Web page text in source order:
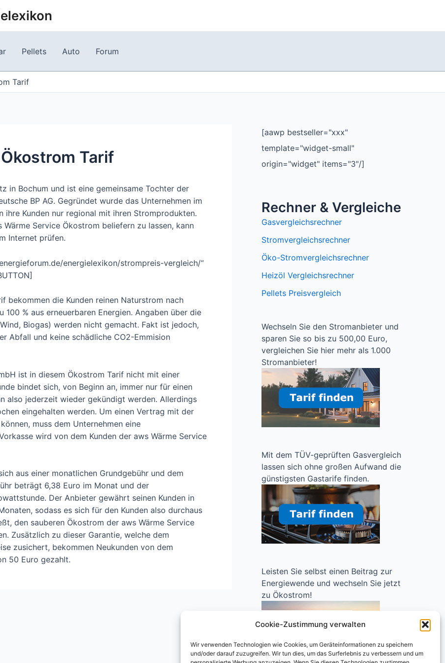
Cookie-Zustimmung verwalten
Wir verwenden Technologien wie Cookies, um Geräteinformationen zu speichern
und/oder darauf zuzugreifen. Wir tun dies, um das Surferlebnis zu verbessern und um
Pellets Auto Forum
Tarif
Tarif
in Bochum und ist eine gemeinsame Tochter der
BP AG. Gegründet wurde das Unternehmen im
Kunden nur regional mit ihren Stromprodukten.
Service Ökostrom beliefern zu lassen, kann
Internet prüfen.
energielexikon/strompreis-vergleich/“
bekommen die Kunden reinen Naturstrom nach
% aus erneuerbaren Energien. Angaben über die
Biogas) werden nicht gemacht. Fakt ist jedoch,
Abfall und keine schädliche CO2-Emmision
ist in diesem Ökostrom Tarif nicht mit einer
bindet sich, von Beginn an, immer nur für einen
also jederzeit wieder gekündigt werden. Allerdings
eingehalten werden. Um einen Vertrag mit der
muss dem Unternehmen eine
wird von dem Kunden der aws Wärme Service
aus einer monatlichen Grundgebühr und dem
beträgt 6,38 Euro im Monat und der
Der Anbieter gewährt seinen Kunden in
sodass es sich für den Kunden also durchaus
den sauberen Ökostrom der aws Wärme Service
Zusätzlich zu dieser Garantie, welche dem
zusichert, bekommen Neukunden von dem
50 Euro gezahlt.
[aawp bestseller="xxx"
template="widget-small"
origin="widget" items="3"/]
Rechner & Vergleiche
Gasvergleichsrechner
Stromvergleichsrechner
Öko-Stromvergleichsrechner
Heizöl Vergleichsrechner
Pellets Preisvergleich
Wechseln Sie den Stromanbieter und
sparen Sie so bis zu 500,00 Euro,
vergleichen Sie hier mehr als 1.000
Stromanbieter!
Mit dem TÜV-geprüften Gasvergleich
lassen sich ohne großen Aufwand die
günstigsten Gastarife finden.
Leisten Sie selbst einen Beitrag zur
Energiewende und wechseln Sie jetzt
zu Ökostrom!